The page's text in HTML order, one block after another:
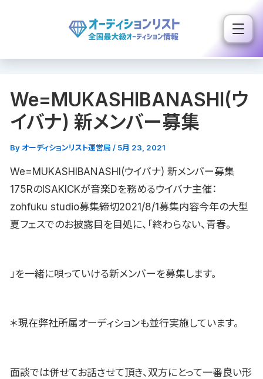
ス
We=MUKASHIBANASHI(ウ
イバナ) 新メンバー募集
By オーディションリスト運営局 / 5月 23, 2021
We=MUKASHIBANASHI(ウイバナ) 新メンバー募集
175RのISAKICKが音楽Dを務めるウイバナ主催：
zohfuku studio募集締切2021/8/1募集内容今年の大型
夏フェスでのお披露目を目処に、「終わらない、青春。
」を一緒に唄っていける新メンバーを募集します。
＊現在弊社所属オーディションも並行実施しています。
面談では併せてお話させて頂き、双方にとって一番良い形